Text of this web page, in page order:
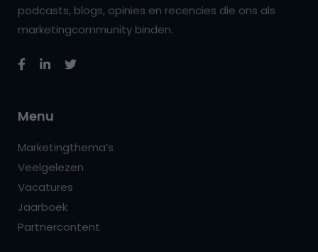
podcasts, blogs, opinies en recencies die ons als
marketingcommunity binden.
Menu
Marketingthema’s
Veelgelezen
Vacatures
Jaarboek
Partnercontent